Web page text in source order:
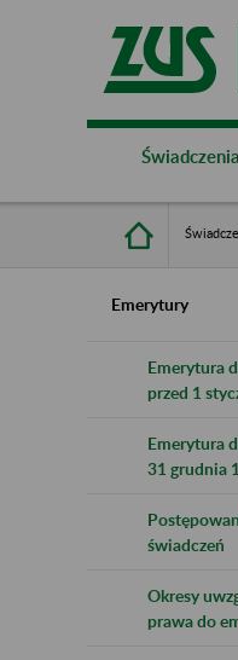
Świadczenia
Emerytury
Emerytura
przed 1
Emerytura
31 grudnia
świadczeń
Okresy
prawa do